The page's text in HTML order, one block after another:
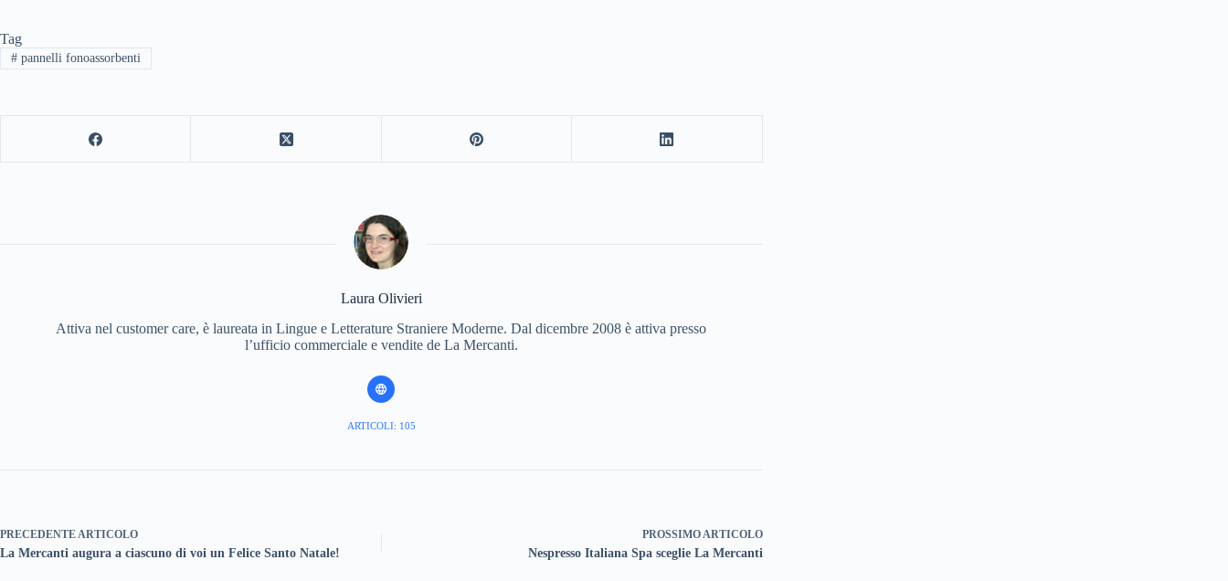
Tag
#pannelli fonoassorbenti
Laura Olivieri
Attiva nel customer care, è laureata in Lingue e Letterature Straniere Moderne. Dal dicembre 2008 è attiva presso
l’ufficio commerciale e vendite de La Mercanti.
ARTICOLI: 105
PRECEDENTEARTICOLO
La Mercanti augura a ciascuno di voi un Felice Santo Natale!
PROSSIMOARTICOLO
Nespresso Italiana Spa sceglie La Mercanti